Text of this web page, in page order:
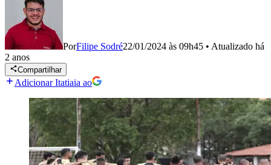
PorFilipe Sodré22/01/2024 às 09h45 • Atualizado há
2 anos
Compartilhar
Adicionar Itatiaia ao